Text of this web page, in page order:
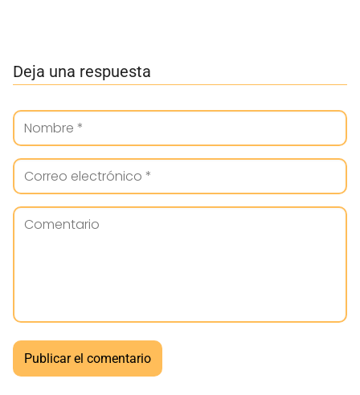
Deja una respuesta